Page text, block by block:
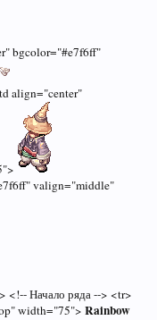
bgcolor="#e7f6ff"
align="center"
valign="middle"
<!-- Начало ряда --> <tr>
width="75"> Rainbow